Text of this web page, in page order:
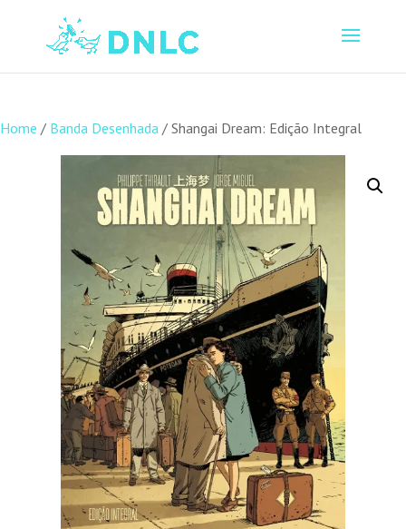
Home / Banda Desenhada / Shangai Dream: Edição Integral